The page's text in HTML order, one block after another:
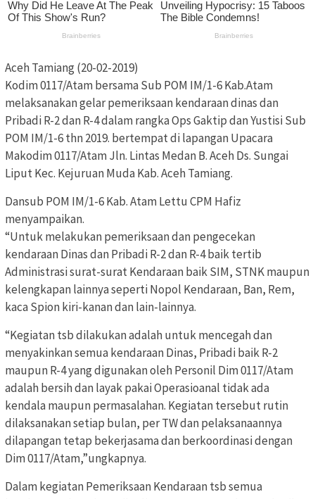
Aceh Tamiang (20-02-2019)
Kodim 0117/Atam bersama Sub POM IM/1-6 Kab.Atam
melaksanakan gelar pemeriksaan kendaraan dinas dan
Pribadi R-2 dan R-4 dalam rangka Ops Gaktip dan Yustisi Sub
POM IM/1-6 thn 2019. bertempat di lapangan Upacara
Makodim 0117/Atam Jln. Lintas Medan B. Aceh Ds. Sungai
Liput Kec. Kejuruan Muda Kab. Aceh Tamiang.
Dansub POM IM/1-6 Kab. Atam Lettu CPM Hafiz
menyampaikan.
“Untuk melakukan pemeriksaan dan pengecekan
kendaraan Dinas dan Pribadi R-2 dan R-4 baik tertib
Administrasi surat-surat Kendaraan baik SIM, STNK maupun
kelengkapan lainnya seperti Nopol Kendaraan, Ban, Rem,
kaca Spion kiri-kanan dan lain-lainnya.
“Kegiatan tsb dilakukan adalah untuk mencegah dan
menyakinkan semua kendaraan Dinas, Pribadi baik R-2
maupun R-4 yang digunakan oleh Personil Dim 0117/Atam
adalah bersih dan layak pakai Operasioanal tidak ada
kendala maupun permasalahan. Kegiatan tersebut rutin
dilaksanakan setiap bulan, per TW dan pelaksanaannya
dilapangan tetap bekerjasama dan berkoordinasi dengan
Dim 0117/Atam,”ungkapnya.
Dalam kegiatan Pemeriksaan Kendaraan tsb semua